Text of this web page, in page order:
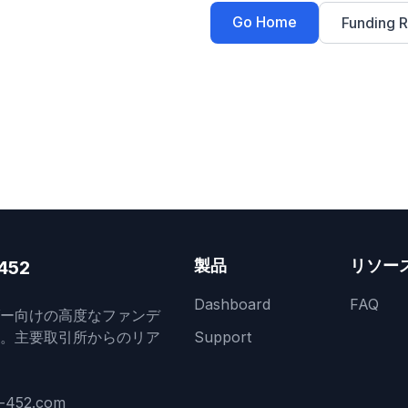
Go Home Funding
向けの高度なファンデ
主要取引所からのリア
452.com
製品
Dashboard
Support
リソー
FAQ